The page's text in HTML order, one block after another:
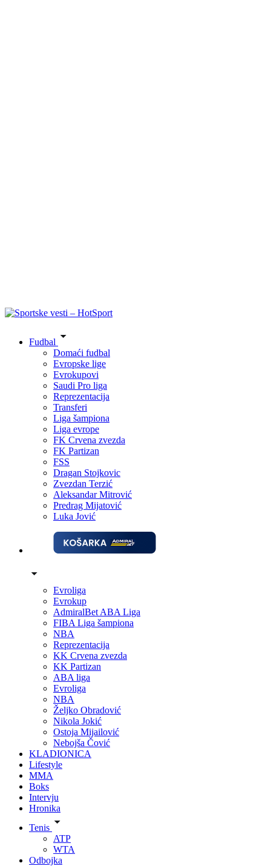
Fudbal
Domaći fudbal
Evropske lige
Evrokupovi
Saudi Pro liga
Reprezentacija
Transferi
Liga šampiona
Liga evrope
FK Crvena zvezda
FK Partizan
FSS
Dragan Stojkovic
Zvezdan Terzić
Aleksandar Mitrović
Predrag Mijatović
Luka Jović
Evroliga
Evrokup
AdmiralBet ABA Liga
FIBA Liga šampiona
NBA
Reprezentacija
KK Crvena zvezda
KK Partizan
ABA liga
Evroliga
NBA
Željko Obradović
Nikola Jokić
Ostoja Mijailović
Nebojša Čović
KLADIONICA
Lifestyle
MMA
Boks
Intervju
Hronika
Tenis
ATP
WTA
Odbojka